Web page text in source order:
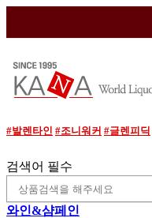
#발렌타인 #조니워커 #글렌피딕
검색어 필수
와인&샴페인